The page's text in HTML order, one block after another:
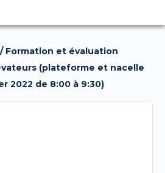
/ Formation et évaluation
(plateforme et nacelle
2022 de 8:00 à 9:30)